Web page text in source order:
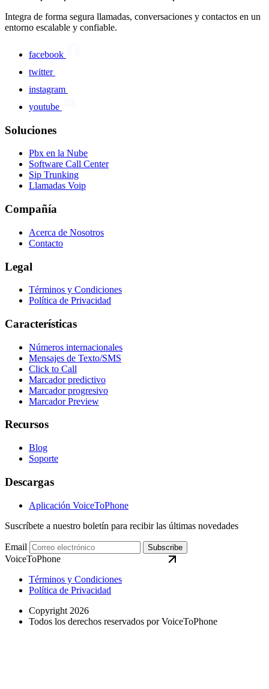
Integra de forma segura llamadas, conversaciones y contactos en un
entorno escalable y confiable.
facebook
twitter
instagram
youtube
Soluciones
Pbx en la Nube
Software Call Center
Sip Trunking
Llamadas Voip
Compañía
Acerca de Nosotros
Contacto
Legal
Términos y Condiciones
Política de Privacidad
Características
Números internacionales
Mensajes de Texto/SMS
Click to Call
Marcador predictivo
Marcador progresivo
Marcador Preview
Recursos
Blog
Soporte
Descargas
Aplicación VoiceToPhone
Suscríbete a nuestro boletín para recibir las últimas novedades
Email Subscribe
VoiceToPhone
Términos y Condiciones
Política de Privacidad
Copyright 2026
Todos los derechos reservados por VoiceToPhone